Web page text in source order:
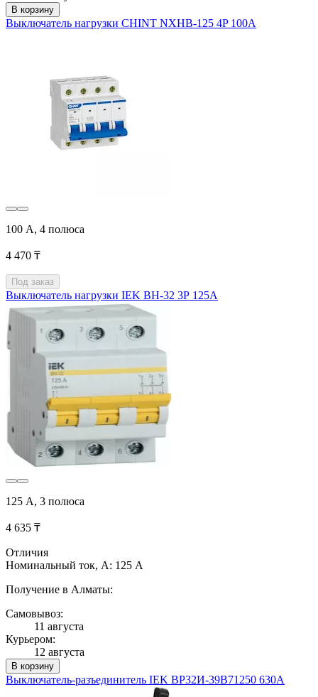
В корзину
Выключатель нагрузки CHINT NXHB-125 4P 100A
100 А, 4 полюса
4 470 ₸
Под заказ
Выключатель нагрузки IEK ВН-32 3Р 125А
125 А, 3 полюса
4 635 ₸
Отличия
Номинальный ток, А: 125 А
Получение в Алматы:
Самовывоз:
11 августа
Курьером:
12 августа
В корзину
Выключатель-разъединитель IEK ВР32И-39B71250 630А